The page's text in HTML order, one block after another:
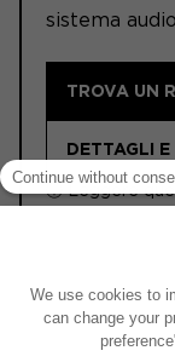
sistema
TROVA UN
DETTAGLI
ⓘ Leggere
ACTIVE